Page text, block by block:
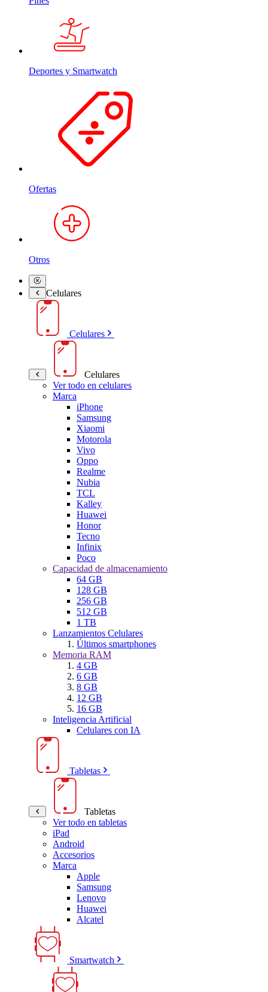
Deportes y Smartwatch
Ofertas
Otros
Celulares
Celulares
Celulares
Ver todo en celulares
Marca
iPhone
Samsung
Xiaomi
Motorola
Vivo
Oppo
Realme
Nubia
TCL
Kalley
Huawei
Honor
Tecno
Infinix
Poco
Capacidad de almacenamiento
64 GB
128 GB
256 GB
512 GB
1 TB
Lanzamientos Celulares
Últimos smartphones
Memoria RAM
4 GB
6 GB
8 GB
12 GB
16 GB
Inteligencia Artificial
Celulares con IA
Tabletas
Tabletas
Ver todo en tabletas
iPad
Android
Accesorios
Marca
Apple
Samsung
Lenovo
Huawei
Alcatel
Smartwatch